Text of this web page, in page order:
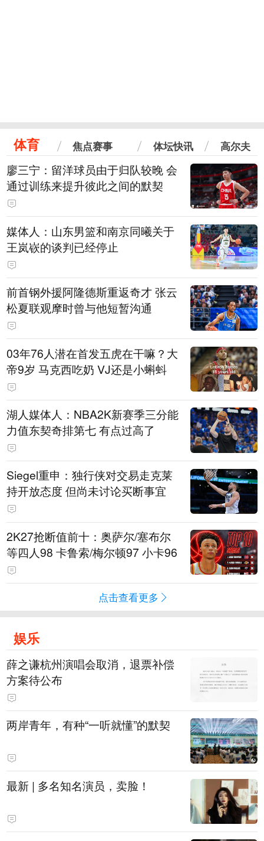
体育 焦点赛事 体坛快讯 高尔夫
廖三宁：留洋球员由于归队较晚 会
通过训练来提升彼此之间的默契
媒体人：山东男篮和南京同曦关于
王岚嵚的谈判已经停止
前首钢外援阿隆德斯重返奇才 张云
松夏联观摩时曾与他短暂沟通
03年76人潜在首发五虎在干嘛？大
帝9岁 马克西吃奶 VJ还是小蝌蚪
湖人媒体人：NBA2K新赛季三分能
力值东契奇排第七 有点过高了
Siegel重申：独行侠对交易走克莱
持开放态度 但尚未讨论买断事宜
2K27抢断值前十：奥萨尔/塞布尔
等四人98 卡鲁索/梅尔顿97 小卡96
点击查看更多
娱乐
薛之谦杭州演唱会取消，退票补偿
方案待公布
两岸青年，有种“一听就懂”的默契
最新 | 多名知名演员，卖脸！